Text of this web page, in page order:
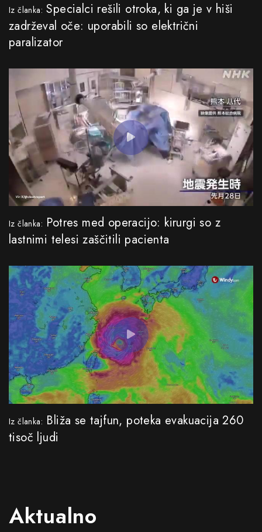
Iz članka: Specialci rešili otroka, ki ga je v hiši
zadrževal oče: uporabili so električni
paralizator
Iz članka: Potres med operacijo: kirurgi so z
lastnimi telesi zaščitili pacienta
Iz članka: Bliža se tajfun, poteka evakuacija 260
tisoč ljudi
Aktualno